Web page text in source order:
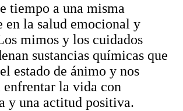
tiempo a una misma
en la salud emocional y
mimos y los cuidados
sustancias químicas que
estado de ánimo y nos
enfrentar la vida con
y una actitud positiva.